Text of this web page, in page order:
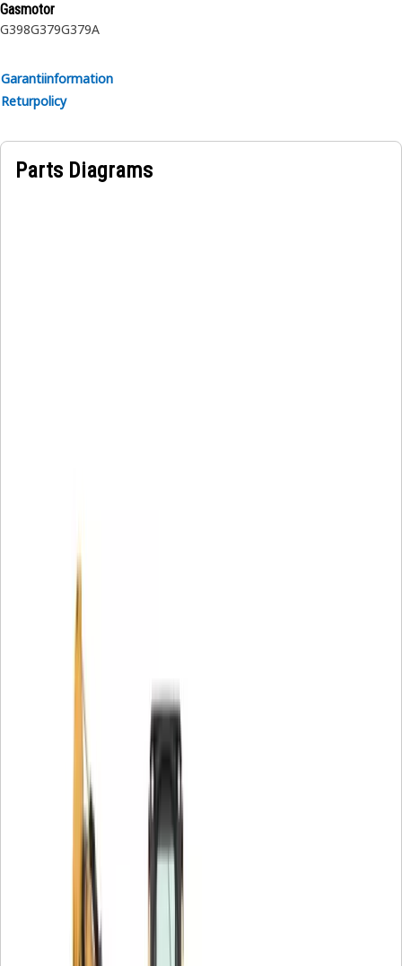
Gasmotor
G398G379G379A
Garantiinformation
Returpolicy
Parts Diagrams